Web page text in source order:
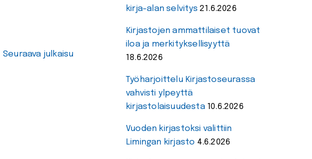
Seuraava julkaisu
kirja-alan selvitys 21.6.2026
Kirjastojen ammattilaiset tuovat
iloa ja merkityksellisyyttä
18.6.2026
Työharjoittelu Kirjastoseurassa
vahvisti ylpeyttä
kirjastolaisuudesta 10.6.2026
Vuoden kirjastoksi valittiin
Limingan kirjasto 4.6.2026